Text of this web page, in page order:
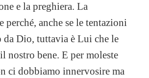
e la preghiera. La
perché, anche se le tentazioni
da Dio, tuttavia è Lui che le
nostro bene. E per moleste
ci dobbiamo innervosire ma